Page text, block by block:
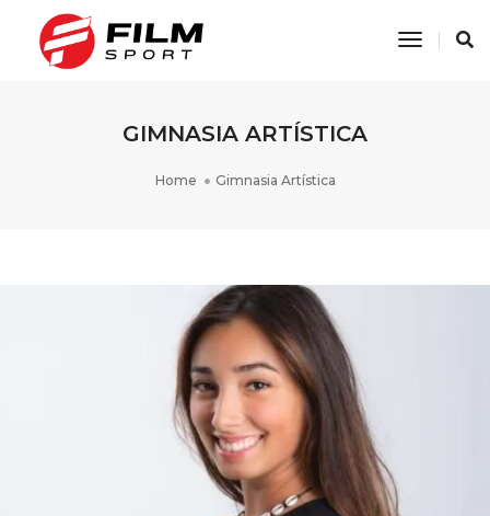
Toggle
GIMNASIA ARTÍSTICA
Home Gimnasia Artística